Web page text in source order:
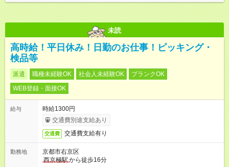
未読
高時給！平日休み！日勤のお仕事！ピッキング・
検品等
派遣 職種未経験OK 社会人未経験OK
ブランクOK
WEB登録・面接OK
給与
時給1300円
交通費別途支給あり
交通費 交通費支給有り
勤務地
京都市右京区
西京極駅から徒歩16分